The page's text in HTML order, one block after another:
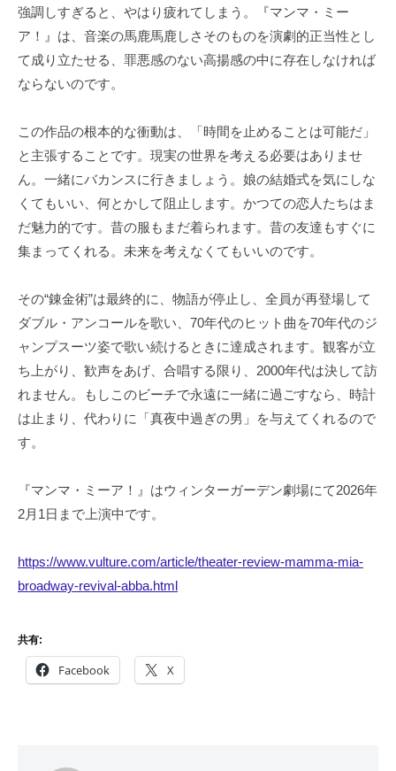
強調しすぎると、やはり疲れてしまう。『マンマ・ミー
ア！』は、音楽の馬鹿馬鹿しさそのものを演劇的正当性とし
て成り立たせる、罪悪感のない高揚感の中に存在しなければ
ならないのです。
この作品の根本的な衝動は、「時間を止めることは可能だ」
と主張することです。現実の世界を考える必要はありませ
ん。一緒にバカンスに行きましょう。娘の結婚式を気にしな
くてもいい、何とかして阻止します。かつての恋人たちはま
だ魅力的です。昔の服もまだ着られます。昔の友達もすぐに
集まってくれる。未来を考えなくてもいいのです。
その“錬金術”は最終的に、物語が停止し、全員が再登場して
ダブル・アンコールを歌い、70年代のヒット曲を70年代のジ
ャンプスーツ姿で歌い続けるときに達成されます。観客が立
ち上がり、歓声をあげ、合唱する限り、2000年代は決して訪
れません。もしこのビーチで永遠に一緒に過ごすなら、時計
は止まり、代わりに「真夜中過ぎの男」を与えてくれるので
す。
『マンマ・ミーア！』はウィンターガーデン劇場にて2026年
2月1日まで上演中です。
https://www.vulture.com/article/theater-review-mamma-mia-
broadway-revival-abba.html
共有:
Facebook X